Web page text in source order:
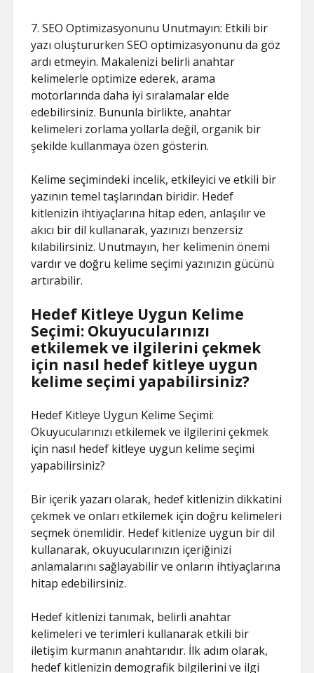
7. SEO Optimizasyonunu Unutmayın: Etkili bir
yazı oluştururken SEO optimizasyonunu da göz
ardı etmeyin. Makalenizi belirli anahtar
kelimelerle optimize ederek, arama
motorlarında daha iyi sıralamalar elde
edebilirsiniz. Bununla birlikte, anahtar
kelimeleri zorlama yollarla değil, organik bir
şekilde kullanmaya özen gösterin.
Kelime seçimindeki incelik, etkileyici ve etkili bir
yazının temel taşlarından biridir. Hedef
kitlenizin ihtiyaçlarına hitap eden, anlaşılır ve
akıcı bir dil kullanarak, yazınızı benzersiz
kılabilirsiniz. Unutmayın, her kelimenin önemi
vardır ve doğru kelime seçimi yazınızın gücünü
artırabilir.
Hedef Kitleye Uygun Kelime
Seçimi: Okuyucularınızı
etkilemek ve ilgilerini çekmek
için nasıl hedef kitleye uygun
kelime seçimi yapabilirsiniz?
Hedef Kitleye Uygun Kelime Seçimi:
Okuyucularınızı etkilemek ve ilgilerini çekmek
için nasıl hedef kitleye uygun kelime seçimi
yapabilirsiniz?
Bir içerik yazarı olarak, hedef kitlenizin dikkatini
çekmek ve onları etkilemek için doğru kelimeleri
seçmek önemlidir. Hedef kitlenize uygun bir dil
kullanarak, okuyucularınızın içeriğinizi
anlamalarını sağlayabilir ve onların ihtiyaçlarına
hitap edebilirsiniz.
Hedef kitlenizi tanımak, belirli anahtar
kelimeleri ve terimleri kullanarak etkili bir
iletişim kurmanın anahtarıdır. İlk adım olarak,
hedef kitlenizin demografik bilgilerini ve ilgi